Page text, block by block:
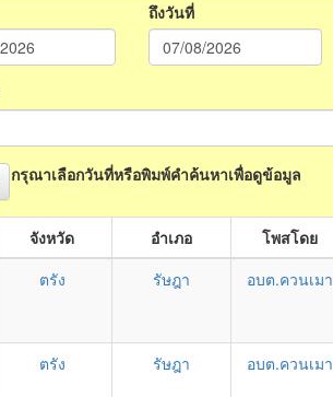
ถึงวันที่
กรุณาเลือกวันที่หรือพิมพ์คำค้นหาเพื่อดูข้อมูล
จังหวัด อำเภอ โพสโดย
ตรัง รัษฎา อบต.ควนเมา
ตรัง รัษฎา อบต.ควนเมา